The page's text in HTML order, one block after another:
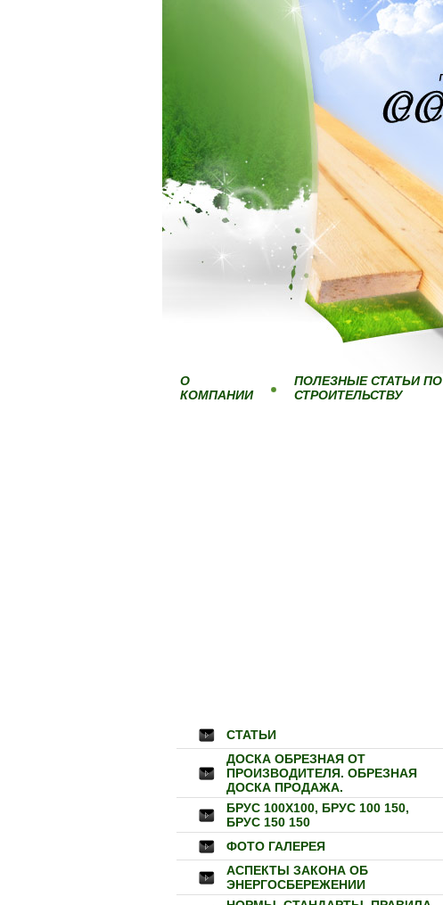
О
КОМПАНИИ
ПОЛЕЗНЫЕ СТАТЬИ ПО
СТРОИТЕЛЬСТВУ
СТАТЬИ
ДОСКА ОБРЕЗНАЯ ОТ
ПРОИЗВОДИТЕЛЯ. ОБРЕЗНАЯ
ДОСКА ПРОДАЖА.
БРУС 100Х100, БРУС 100 150,
БРУС 150 150
ФОТО ГАЛЕРЕЯ
АСПЕКТЫ ЗАКОНА ОБ
ЭНЕРГОСБЕРЕЖЕНИИ